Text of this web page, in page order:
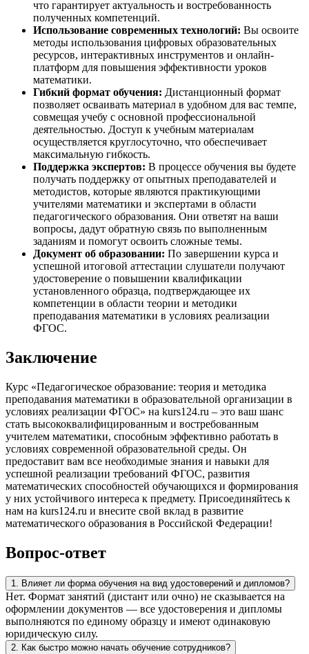
что гарантирует актуальность и востребованность
полученных компетенций.
Использование современных технологий: Вы освоите
методы использования цифровых образовательных
ресурсов, интерактивных инструментов и онлайн-
платформ для повышения эффективности уроков
математики.
Гибкий формат обучения: Дистанционный формат
позволяет осваивать материал в удобном для вас темпе,
совмещая учебу с основной профессиональной
деятельностью. Доступ к учебным материалам
осуществляется круглосуточно, что обеспечивает
максимальную гибкость.
Поддержка экспертов: В процессе обучения вы будете
получать поддержку от опытных преподавателей и
методистов, которые являются практикующими
учителями математики и экспертами в области
педагогического образования. Они ответят на ваши
вопросы, дадут обратную связь по выполненным
заданиям и помогут освоить сложные темы.
Документ об образовании: По завершении курса и
успешной итоговой аттестации слушатели получают
удостоверение о повышении квалификации
установленного образца, подтверждающее их
компетенции в области теории и методики
преподавания математики в условиях реализации
ФГОС.
Заключение
Курс «Педагогическое образование: теория и методика
преподавания математики в образовательной организации в
условиях реализации ФГОС» на kurs124.ru – это ваш шанс
стать высококвалифицированным и востребованным
учителем математики, способным эффективно работать в
условиях современной образовательной среды. Он
предоставит вам все необходимые знания и навыки для
успешной реализации требований ФГОС, развития
математических способностей обучающихся и формирования
у них устойчивого интереса к предмету. Присоединяйтесь к
нам на kurs124.ru и внесите свой вклад в развитие
математического образования в Российской Федерации!
Вопрос-ответ
1. Влияет ли форма обучения на вид удостоверений и дипломов?
Нет. Формат занятий (дистант или очно) не сказывается на
оформлении документов — все удостоверения и дипломы
выполняются по единому образцу и имеют одинаковую
юридическую силу.
2. Как быстро можно начать обучение сотрудников?